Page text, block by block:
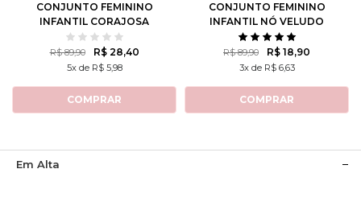
CONJUNTO FEMININO
INFANTIL CORAJOSA
R$ 89,90 R$ 28,40
5x de R$ 5,98
COMPRAR
CONJUNTO FEMININO
INFANTIL NÓ VELUDO
R$ 89,90 R$ 18,90
3x de R$ 6,63
COMPRAR
Em Alta